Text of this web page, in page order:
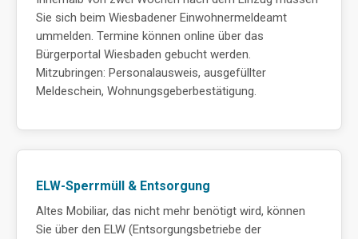
Sie sich beim Wiesbadener Einwohnermeldeamt
ummelden. Termine können online über das
Bürgerportal Wiesbaden gebucht werden.
Mitzubringen: Personalausweis, ausgefüllter
Meldeschein, Wohnungsgeberbestätigung.
ELW-Sperrmüll & Entsorgung
Altes Mobiliar, das nicht mehr benötigt wird, können
Sie über den ELW (Entsorgungsbetriebe der